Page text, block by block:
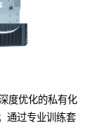
度优化的私有化
通过专业训练套